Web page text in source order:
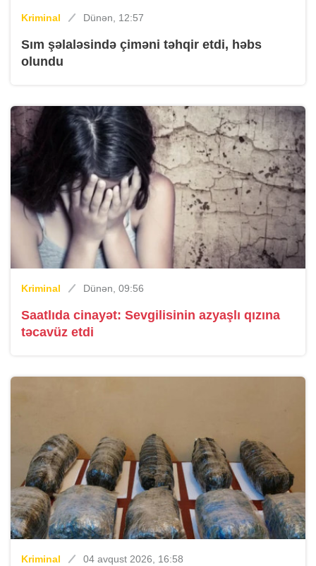
Kriminal Dünən, 12:57
Sım şəlaləsində çiməni təhqir etdi, həbs
olundu
Kriminal Dünən, 09:56
Saatlıda cinayət: Sevgilisinin azyaşlı qızına
təcavüz etdi
Kriminal 04 avqust 2026, 16:58